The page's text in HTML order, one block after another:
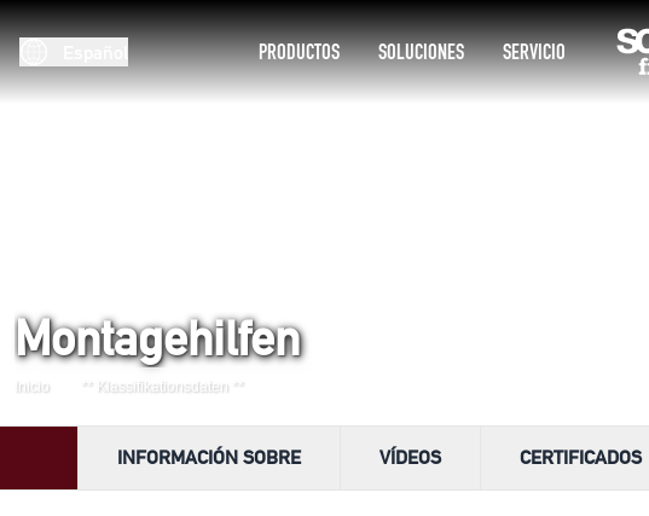
PRODUCTOS SOLUCIONES SERVICIO
Montagehilfen
Inicio ** Klassifikationsdaten **
INFORMACIÓN SOBRE VÍDEOS CERTIFICADOS